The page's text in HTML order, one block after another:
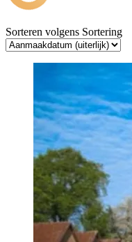
Sorteren volgens Sortering